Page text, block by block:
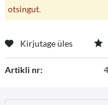
otsingut.
Kirjutage üles
Artikli nr: